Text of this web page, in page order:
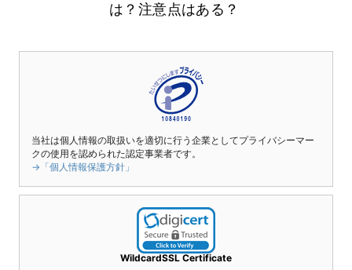
は？注意点はある？
当社は個人情報の取扱いを適切に行う企業としてプライバシーマー
クの使用を認められた認定事業者です。
→「個人情報保護方針」
WildcardSSL Certificate